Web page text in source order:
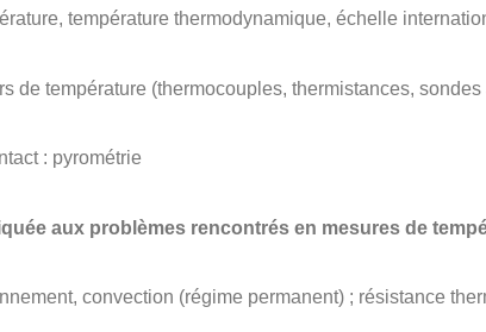
température thermodynamique, échelle
de température (thermocouples, thermistances,
: pyrométrie
aux problèmes rencontrés en mesures de
convection (régime permanent) ; résistance